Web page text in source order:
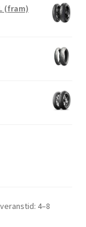
(fram)
4–8